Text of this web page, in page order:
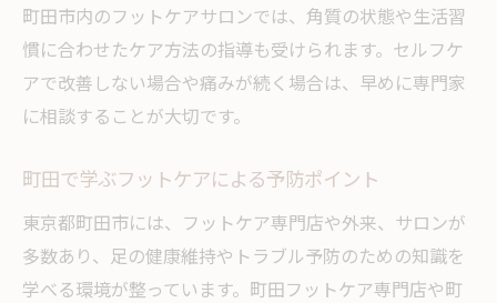
町田市内のフットケアサロンでは、角質の状態や生活習
慣に合わせたケア方法の指導も受けられます。セルフケ
アで改善しない場合や痛みが続く場合は、早めに専門家
に相談することが大切です。
町田で学ぶフットケアによる予防ポイント
東京都町田市には、フットケア専門店や外来、サロンが
多数あり、足の健康維持やトラブル予防のための知識を
学べる環境が整っています。町田フットケア専門店や町